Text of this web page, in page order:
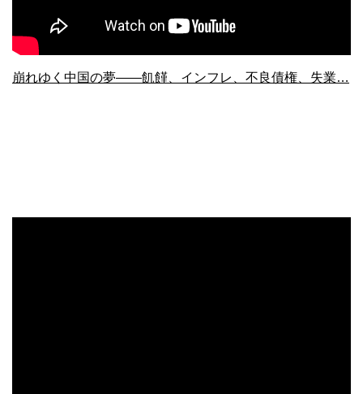
崩れゆく中国の夢――飢饉、インフレ、不良債権、失業…